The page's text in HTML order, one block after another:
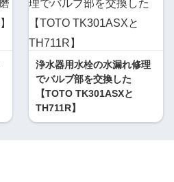
浄水器用水栓の水漏れ修理
でバルブ部を交換した
【TOTO TK301ASXと
TH711R】